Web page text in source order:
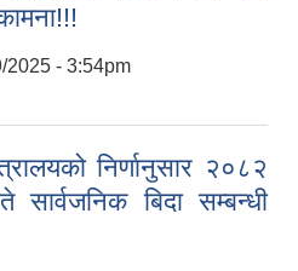
2025 - 3:54pm
निर्णानुसार २०८२
बिदा सम्बन्धी